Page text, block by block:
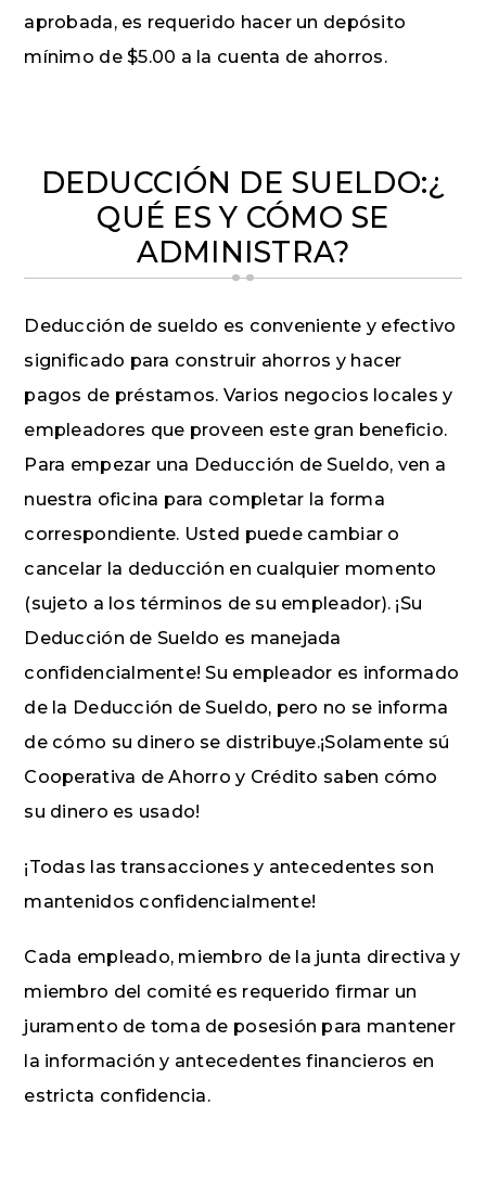
aprobada, es requerido hacer un depósito
mínimo de $5.00 a la cuenta de ahorros.
DEDUCCIÓN DE SUELDO:¿
QUÉ ES Y CÓMO SE
ADMINISTRA?
Deducción de sueldo es conveniente y efectivo
significado para construir ahorros y hacer
pagos de préstamos. Varios negocios locales y
empleadores que proveen este gran beneficio.
Para empezar una Deducción de Sueldo, ven a
nuestra oficina para completar la forma
correspondiente. Usted puede cambiar o
cancelar la deducción en cualquier momento
(sujeto a los términos de su empleador). ¡Su
Deducción de Sueldo es manejada
confidencialmente! Su empleador es informado
de la Deducción de Sueldo, pero no se informa
de cómo su dinero se distribuye.¡Solamente sú
Cooperativa de Ahorro y Crédito saben cómo
su dinero es usado!
¡Todas las transacciones y antecedentes son
mantenidos confidencialmente!
Cada empleado, miembro de la junta directiva y
miembro del comité es requerido firmar un
juramento de toma de posesión para mantener
la información y antecedentes financieros en
estricta confidencia.